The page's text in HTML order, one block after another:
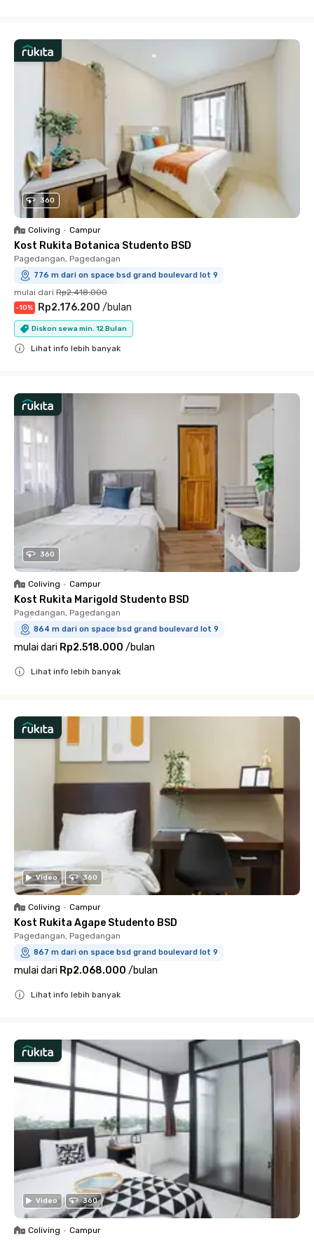
360
Coliving • Campur
Kost Rukita Botanica Studento BSD
Pagedangan, Pagedangan
776 m dari on space bsd grand boulevard lot 9
mulai dari Rp2.418.000
-10% Rp2.176.200 /bulan
Diskon sewa min. 12 Bulan
Lihat info lebih banyak
360
Coliving • Campur
Kost Rukita Marigold Studento BSD
Pagedangan, Pagedangan
864 m dari on space bsd grand boulevard lot 9
mulai dari Rp2.518.000 /bulan
Lihat info lebih banyak
Video 360
Coliving • Campur
Kost Rukita Agape Studento BSD
Pagedangan, Pagedangan
867 m dari on space bsd grand boulevard lot 9
mulai dari Rp2.068.000 /bulan
Lihat info lebih banyak
Video 360
Coliving • Campur